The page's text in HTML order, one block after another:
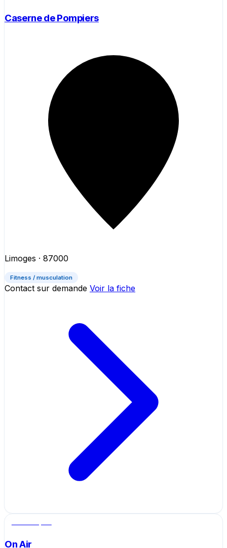
Caserne de Pompiers
Limoges · 87000
Fitness / musculation
Contact sur demande Voir la fiche
On Air